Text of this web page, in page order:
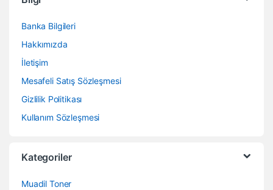
Banka Bilgileri
Hakkımızda
İletişim
Mesafeli Satış Sözleşmesi
Gizlilik Politikası
Kullanım Sözleşmesi
Kategoriler
Muadil Toner